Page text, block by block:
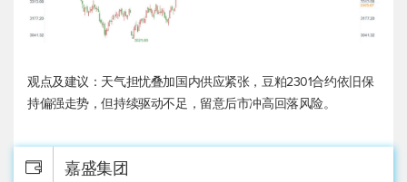
观点及建议：天气担忧叠加国内供应紧张，豆粕2301合约依旧保
持偏强走势，但持续驱动不足，留意后市冲高回落风险。
嘉盛集团